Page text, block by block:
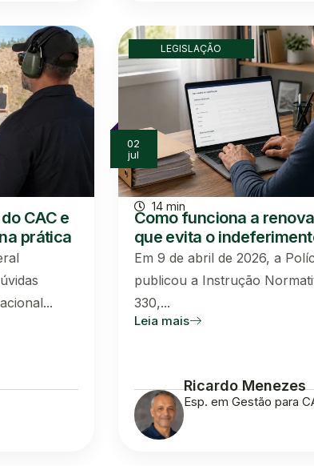
CAC e
prática
LEGISLAÇÃO
02
jul
14 min
Como funciona a
que evita o
Em 9 de abril de 2026, a
publicou a Instrução
330,...
Leia mais
Ricardo Menezes
Esp. em Gestão para